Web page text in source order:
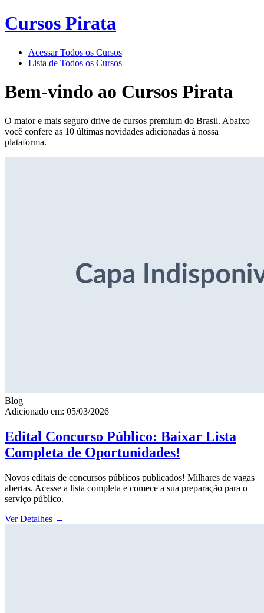
Cursos Pirata
Acessar Todos os Cursos
Lista de Todos os Cursos
Bem-vindo ao Cursos Pirata
O maior e mais seguro drive de cursos premium do Brasil. Abaixo
você confere as 10 últimas novidades adicionadas à nossa
plataforma.
Blog
Adicionado em: 05/03/2026
Edital Concurso Público: Baixar Lista
Completa de Oportunidades!
Novos editais de concursos públicos publicados! Milhares de vagas
abertas. Acesse a lista completa e comece a sua preparação para o
serviço público.
Ver Detalhes →